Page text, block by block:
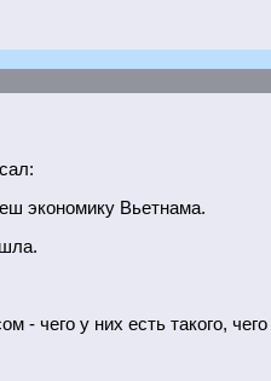
экономику Вьетнама.
- чего у них есть такого,